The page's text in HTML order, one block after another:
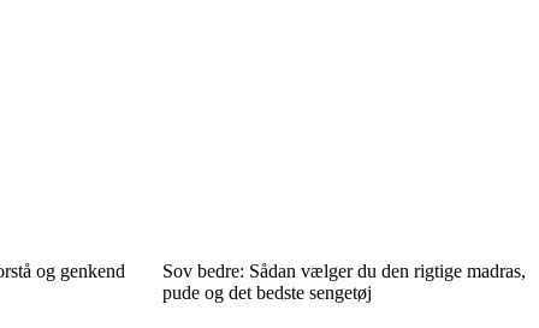
og genkend
Sov bedre: Sådan vælger du den rigtige madras,
pude og det bedste sengetøj